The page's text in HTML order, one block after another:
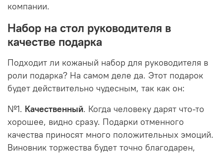
компании.
Набор на стол руководителя в
качестве подарка
Подходит ли кожаный набор для руководителя в
роли подарка? На самом деле да. Этот подарок
будет действительно чудесным, так как он:
№1. Качественный. Когда человеку дарят что-то
хорошее, видно сразу. Подарки отменного
качества приносят много положительных эмоций.
Виновник торжества будет точно благодарен,